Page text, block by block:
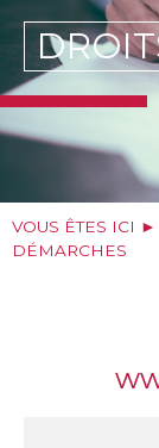
VOUS ÊTES ICI ►
DÉMARCHES